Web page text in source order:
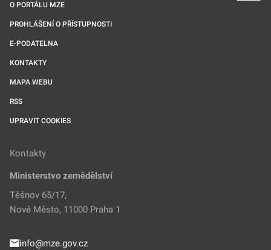
O PORTÁLU MZE
PROHLÁŠENÍ O PŘÍSTUPNOSTI
E-PODATELNA
KONTAKTY
MAPA WEBU
RSS
UPRAVIT COOKIES
Kontakty
Ministerstvo zemědělství
Těšnov 65/17,
Nové Město, 11000 Praha 1
info@mze.gov.cz